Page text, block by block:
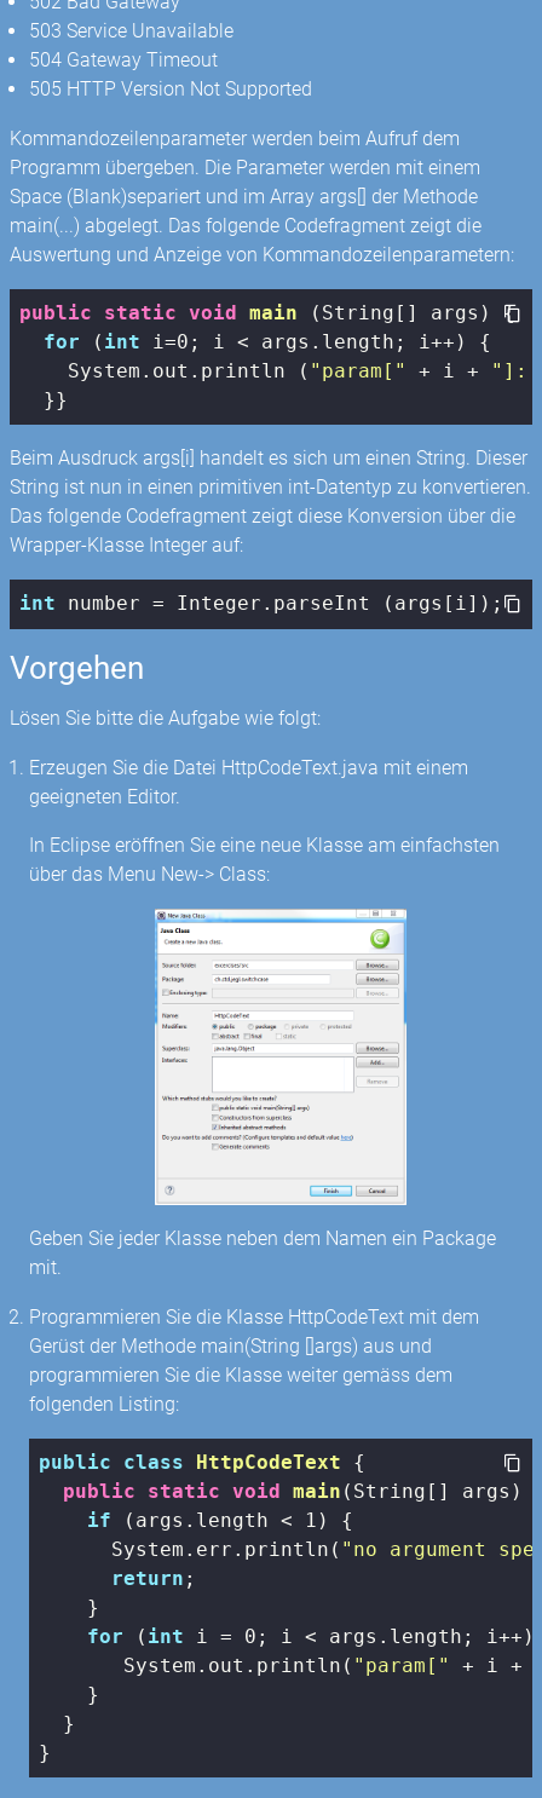
503 Service Unavailable
504 Gateway Timeout
505 HTTP Version Not Supported
Kommandozeilenparameter werden beim Aufruf dem
Programm übergeben. Die Parameter werden mit einem
Space (Blank)separiert und im Array args[] der Methode
main(...) abgelegt. Das folgende Codefragment zeigt die
Auswertung und Anzeige von Kommandozeilenparametern:
public static void main (String[] args)
{
for ( int i=0 ; i < args.length; i++) {
    System.out.println (
"param[" + i + "]:
  }}
Beim Ausdruck args[i] handelt es sich um einen String. Dieser
String ist nun in einen primitiven int-Datentyp zu konvertieren.
Das folgende Codefragment zeigt diese Konversion über die
Wrapper-Klasse Integer auf:
int number = Integer.parseInt (args[i]);
Vorgehen
Lösen Sie bitte die Aufgabe wie folgt:
Erzeugen Sie die Datei HttpCodeText.java mit einem
geeigneten Editor.
In Eclipse eröffnen Sie eine neue Klasse am einfachsten
über das Menu New-> Class:
Geben Sie jeder Klasse neben dem Namen ein Package
mit.
Programmieren Sie die Klasse HttpCodeText mit dem
Gerüst der Methode main(String []args) aus und
programmieren Sie die Klasse weiter gemäss dem
folgenden Listing:
public class HttpCodeText
{
public
static void main (String[] args)
if (args.length < 1 ) {
      System.err.println(
"no argument
return ;
    }
for ( int i = 0 ; i < args.length;
       System.out.println(
"param[" + i +
    }
  }
}